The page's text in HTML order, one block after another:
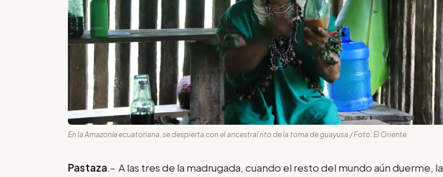
En la Amazonía ecuatoriana, se despierta con el ancestral rito de la toma de guayusa / Foto: El Oriente
Pastaza.- A las tres de la madrugada, cuando el resto del mundo aún duerme, la